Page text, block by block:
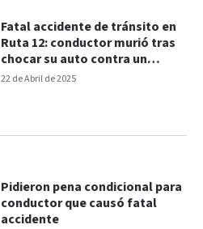
22 de Abril de 2025
Fatal accidente de tránsito en
Ruta 12: conductor murió tras
chocar su auto contra un
camión
Pidieron pena condicional para
conductor que causó fatal
accidente